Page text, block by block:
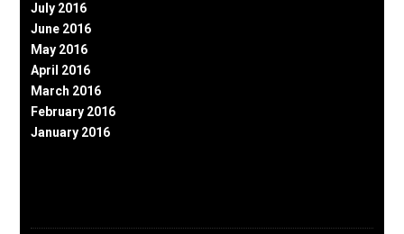
July 2016
June 2016
May 2016
April 2016
March 2016
February 2016
January 2016